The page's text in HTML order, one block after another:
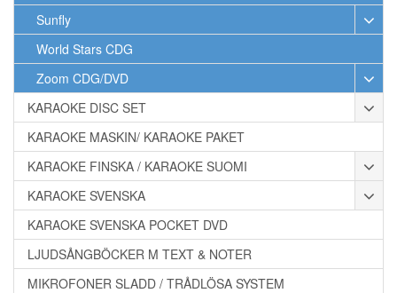
Sunfly
World Stars CDG
Zoom CDG/DVD
KARAOKE DISC SET
KARAOKE MASKIN/ KARAOKE PAKET
KARAOKE FINSKA / KARAOKE SUOMI
KARAOKE SVENSKA
KARAOKE SVENSKA POCKET DVD
LJUDSÅNGBÖCKER M TEXT & NOTER
MIKROFONER SLADD / TRÅDLÖSA SYSTEM